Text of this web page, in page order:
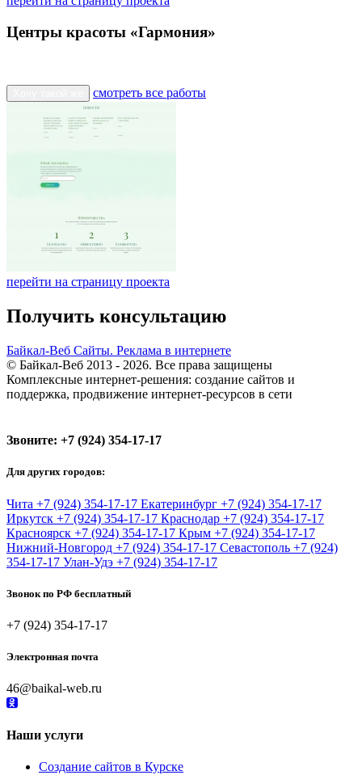
Центры красоты «Гармония»
смотреть все работы
перейти на страницу проекта
Получить консультацию
Байкал-Веб Сайты. Реклама в интернете
© Байкал-Веб 2013 - 2026. Все права защищены
Комплексные интернет-решения: создание сайтов и
поддержка, продвижение интернет-ресурсов в сети
Звоните: +7 (924) 354-17-17
Для других городов:
Чита +7 (924) 354-17-17 Екатеринбург +7 (924) 354-17-17
Иркутск +7 (924) 354-17-17 Краснодар +7 (924) 354-17-17
Красноярск +7 (924) 354-17-17 Крым +7 (924) 354-17-17
Нижний-Новгород +7 (924) 354-17-17 Севастополь +7 (924)
354-17-17 Улан-Удэ +7 (924) 354-17-17
Звонок по РФ бесплатный
+7 (924) 354-17-17
Электронная почта
46@baikal-web.ru
Наши услуги
Создание сайтов в Курске